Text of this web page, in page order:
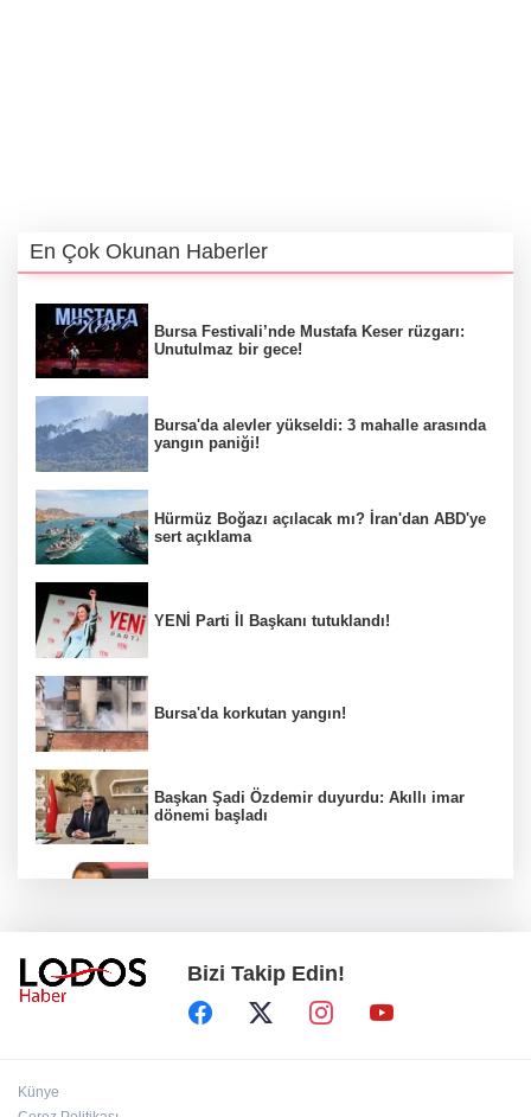
En Çok Okunan Haberler
Bursa Festivali’nde Mustafa Keser rüzgarı:
Unutulmaz bir gece!
Bursa'da alevler yükseldi: 3 mahalle arasında
yangın paniği!
Hürmüz Boğazı açılacak mı? İran'dan ABD'ye
sert açıklama
YENİ Parti İl Başkanı tutuklandı!
Bursa'da korkutan yangın!
Başkan Şadi Özdemir duyurdu: Akıllı imar
dönemi başladı
Bakan Gürlek duyurdu: İki çocuk cinayeti
aydınlatıldı!
Bizi Takip Edin!
Künye